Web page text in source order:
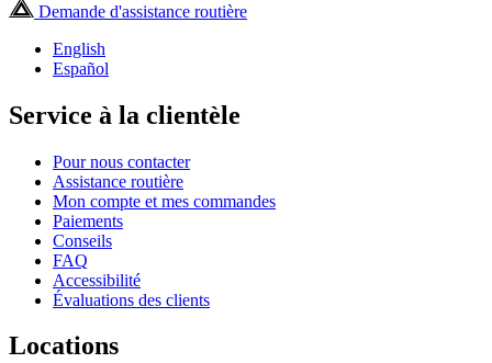
Demande d'assistance routière
English
Español
Service à la clientèle
Pour nous contacter
Assistance routière
Mon compte et mes commandes
Paiements
Conseils
FAQ
Accessibilité
Évaluations des clients
Locations